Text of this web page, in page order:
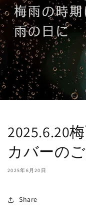
2025.6.20
カバーの
2025年6月20日
Share